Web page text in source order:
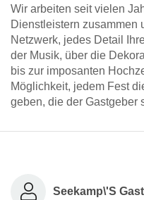
Wir arbeiten seit vielen
Dienstleistern zusammen
Netzwerk, jedes Detail
der Musik, über die
bis zur imposanten
Möglichkeit, jedem Fest
geben, die der Gastgeber
Seekamp\'S